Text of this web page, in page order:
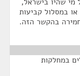
במסלול קביעות
בהקשר הזה.
במחלקות